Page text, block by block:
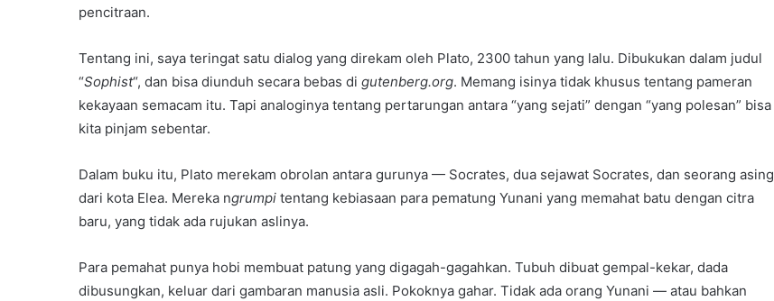
pencitraan.
Tentang ini, saya teringat satu dialog yang direkam oleh Plato, 2300 tahun yang lalu. Dibukukan dalam judul
“Sophist“, dan bisa diunduh secara bebas di gutenberg.org. Memang isinya tidak khusus tentang pameran
kekayaan semacam itu. Tapi analoginya tentang pertarungan antara “yang sejati” dengan “yang polesan” bisa
kita pinjam sebentar.
Dalam buku itu, Plato merekam obrolan antara gurunya — Socrates, dua sejawat Socrates, dan seorang asing
dari kota Elea. Mereka ngrumpi tentang kebiasaan para pematung Yunani yang memahat batu dengan citra
baru, yang tidak ada rujukan aslinya.
Para pemahat punya hobi membuat patung yang digagah-gagahkan. Tubuh dibuat gempal-kekar, dada
dibusungkan, keluar dari gambaran manusia asli. Pokoknya gahar. Tidak ada orang Yunani — atau bahkan